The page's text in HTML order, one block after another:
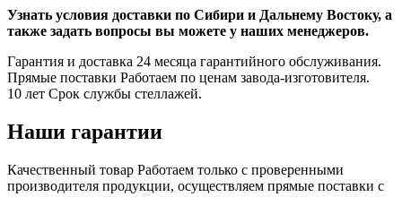
Узнать условия доставки по Сибири и Дальнему Востоку, а
также задать вопросы вы можете у наших менеджеров.
Гарантия и доставка 24 месяца гарантийного обслуживания.
Прямые поставки Работаем по ценам завода-изготовителя.
10 лет Срок службы стеллажей.
Наши гарантии
Качественный товар Работаем только с проверенными
производителя продукции, осуществляем прямые поставки с